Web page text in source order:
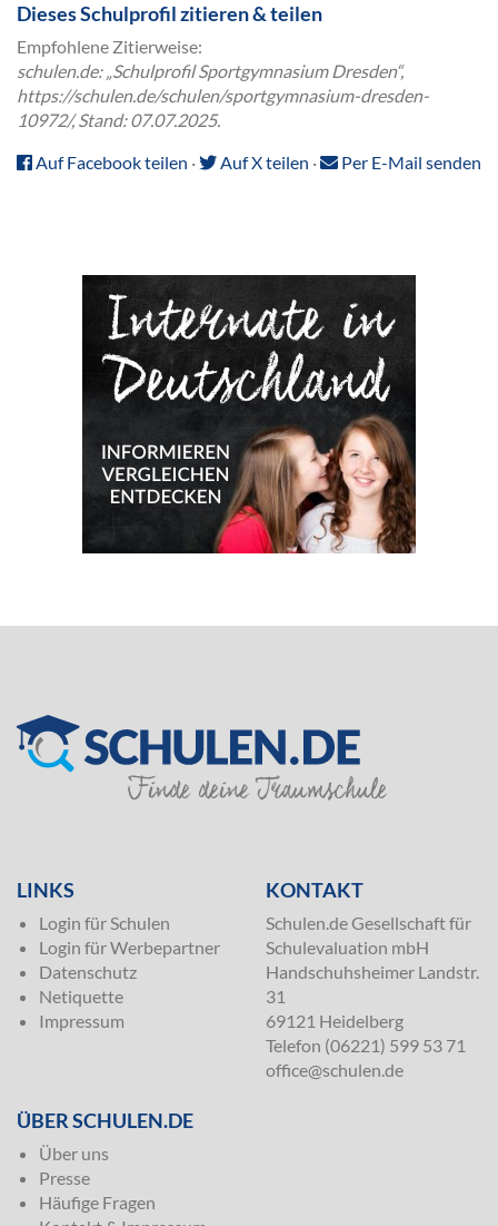
Dieses Schulprofil zitieren & teilen
Empfohlene Zitierweise:
schulen.de: „Schulprofil Sportgymnasium Dresden“,
https://schulen.de/schulen/sportgymnasium-dresden-
10972/, Stand: 07.07.2025.
Auf Facebook teilen · Auf X teilen · Per E-Mail senden
LINKS
Login für Schulen
Login für Werbepartner
Datenschutz
Netiquette
Impressum
KONTAKT
Schulen.de Gesellschaft für
Schulevaluation mbH
Handschuhsheimer Landstr.
31
69121 Heidelberg
Telefon (06221) 599 53 71
office@schulen.de
ÜBER SCHULEN.DE
Über uns
Presse
Häufige Fragen